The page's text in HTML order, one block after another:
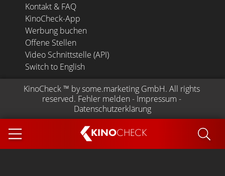
KINOCHECK
Kontakt & FAQ
KinoCheck-App
Werbung buchen
Offene Stellen
Video Schnittstelle (API)
Switch to English
KinoCheck ™ by some.marketing GmbH. All rights
reserved. Fehler melden - Impressum -
Datenschutzerklärung